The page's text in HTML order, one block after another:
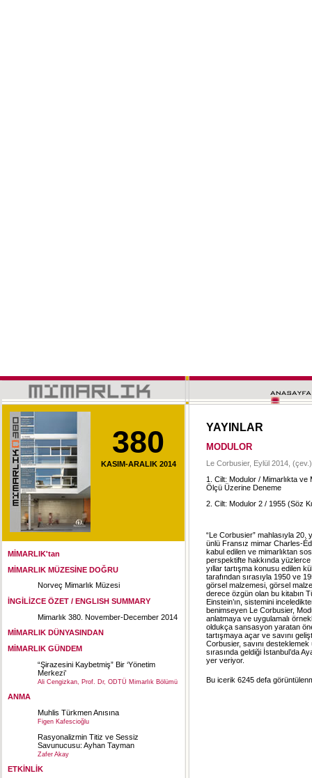
380
KASIM-ARALIK 2014
MİMARLIK'tan
MİMARLIK MÜZESİNE DOĞRU
Norveç Mimarlık Müzesi
İNGİLİZCE ÖZET / ENGLISH SUMMARY
Mimarlık 380. November-December 2014
MİMARLIK DÜNYASINDAN
MİMARLIK GÜNDEM
“Şirazesini Kaybetmiş” Bir ‘Yönetim
Merkezi’
Ali Cengizkan, Prof. Dr, ODTÜ Mimarlık Bölümü
ANMA
Muhlis Türkmen Anısına
Figen Kafescioğlu
Rasyonalizmin Titiz ve Sessiz
Savunucusu: Ayhan Tayman
Zafer Akay
ETKİNLİK
YAYINLAR
MODULOR
Le Corbusier, Eylül 2014,
1. Cilt: Modulor / Mimarlıkta
Ölçü Üzerine Deneme
2. Cilt: Modulor 2 / 1955 (Söz
“Le Corbusier” mahlasıyla 20.
ünlü Fransız mimar Charles-
kabul edilen ve mimarlıktan
perspektifte hakkında
yıllar tartışma konusu edilen
tarafından sırasıyla 1950 ve
görsel malzemesi, görsel
derece özgün olan bu kitabın
Einstein’ın, sistemini
benimseyen Le Corbusier,
anlatmaya ve uygulamalı
oldukça sansasyon yaratan
tartışmaya açar ve savını
Corbusier, savını desteklemek
sırasında geldiği İstanbul’da
yer veriyor.
Bu icerik 6245 defa